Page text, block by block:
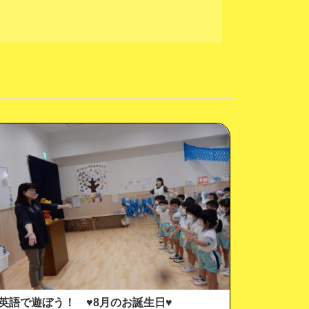
語で遊ぼう！ ♥8月のお誕生日♥